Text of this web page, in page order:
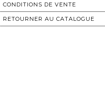
CONDITIONS DE VENTE
RETOURNER AU CATALOGUE